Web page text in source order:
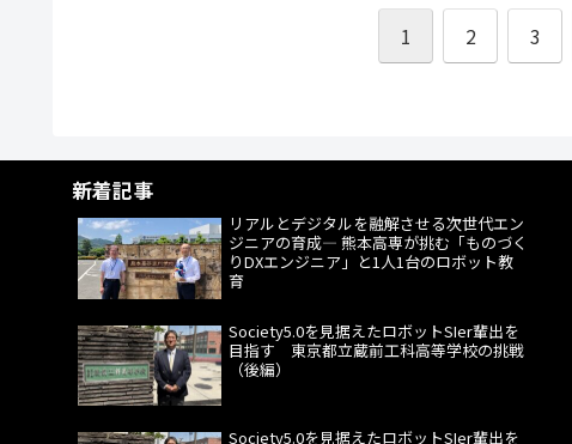
1 2 3
新着記事
リアルとデジタルを融解させる次世代エン
ジニアの育成― 熊本高専が挑む「ものづく
りDXエンジニア」と1人1台のロボット教
育
Society5.0を見据えたロボットSIer輩出を
目指す 東京都立蔵前工科高等学校の挑戦
（後編）
Society5.0を見据えたロボットSIer輩出を